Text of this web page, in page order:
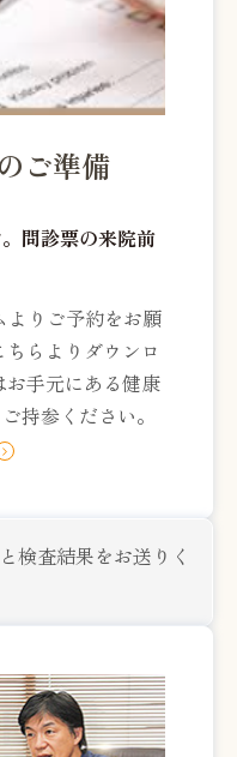
ご準備
問診票の来院前
よりご予約をお願
らよりダウンロ
手元にある健康
持参ください。
検査結果をお送りく